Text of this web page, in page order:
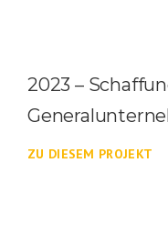
2023 –
ZU DIESEM PROJEKT